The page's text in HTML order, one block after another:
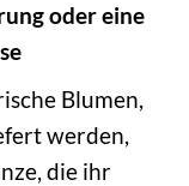
oder eine
Blumen,
werden,
die ihr